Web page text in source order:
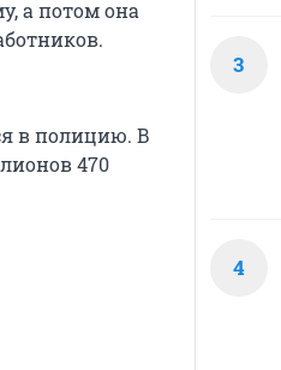
а потом она
в полицию. В
470
3
4